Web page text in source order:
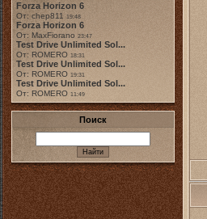
Forza Horizon 6
От: chep811 19:48
Forza Horizon 6
От: MaxFiorano 23:47
Test Drive Unlimited Sol...
От: ROMERO 18:31
Test Drive Unlimited Sol...
От: ROMERO 19:31
Test Drive Unlimited Sol...
От: ROMERO 11:49
Поиск